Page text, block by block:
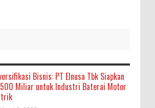
Bisnis: PT Elnusa Tbk Siapkan
Miliar untuk Industri Baterai Motor